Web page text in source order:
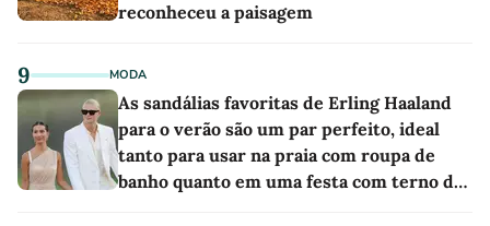
reconheceu a paisagem
9 MODA
As sandálias favoritas de Erling Haaland
para o verão são um par perfeito, ideal
tanto para usar na praia com roupa de
banho quanto em uma festa com terno de